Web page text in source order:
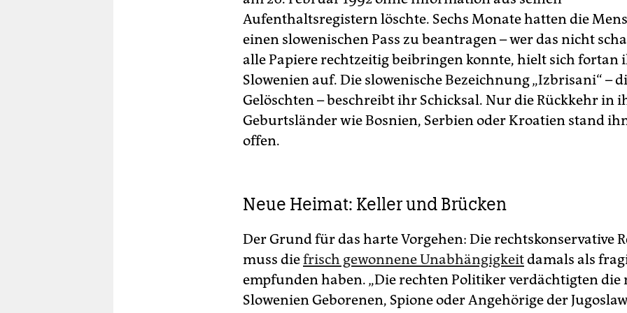
Anerkennung: spät und spärlich
Erst 2010 veröffentlichte das slowenische Innenministerium
Zahlen, nach denen 25.671 Menschen „izbrisani“, also
wurden. Das entspricht etwa 1 Prozent der Bevölkerung. Ein
daraufhin auf den Weg gebrachtes Gesetz ermöglichte es
Tausenden „Ausgelöschten“, die noch in Slowenien waren, ihren
Status wiederzuerlangen sowie finanzielle Entschädigungen zu
kann heutzutage in Slowenien immer noch Jahre dauern.
Ein neues Gesetz, das die Status­frage der Izbrisani erleichtern
höhere Entschädigungen festschreiben würde, ist derzeit nicht
Planung.(taz)
Aufenthaltsregistern löschte. Sechs Monate hatten die
einen slowenischen Pass zu beantragen – wer das nicht
alle Papiere rechtzeitig beibringen konnte, hielt sich fortan
Slowenien auf. Die slowenische Bezeichnung „Izbrisani“ –
Gelöschten – beschreibt ihr Schicksal. Nur die Rückkehr in
Geburtsländer wie Bosnien, Serbien oder Kroatien stand
offen.
Neue Heimat: Keller und Brücken
Der Grund für das harte Vorgehen: Die rechtskonservative
muss diefrisch gewonnene Unabhängigkeitdamals als
empfunden haben. „Die rechten Politiker verdächtigten die
Slowenien Geborenen, Spione oder Angehörige der